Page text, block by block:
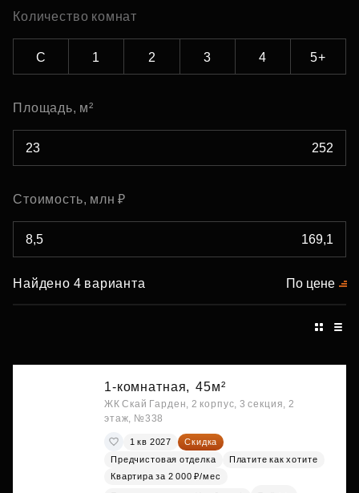
Количество комнат
С 1 2 3 4 5+
Площадь, м²
Стоимость, млн ₽
Найдено 4 варианта По цене
1-комнатная, 45м²
ЖК Скай Гарден, 2 корпус, 3 секция, 2
этаж, №338
1 кв 2027
Скидка
Предчистовая отделка
Платите как хотите
Квартира за 2 000 ₽/мес